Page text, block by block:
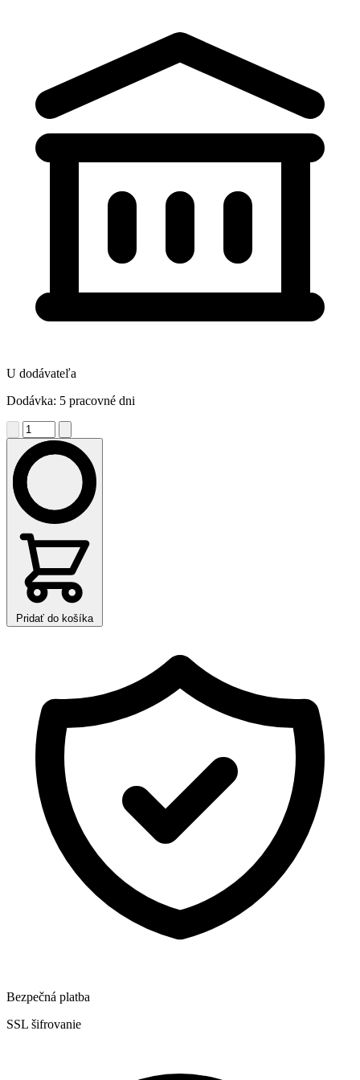
U dodávateľa
Dodávka: 5 pracovné dni
Pridať do košíka
Bezpečná platba
SSL šifrovanie